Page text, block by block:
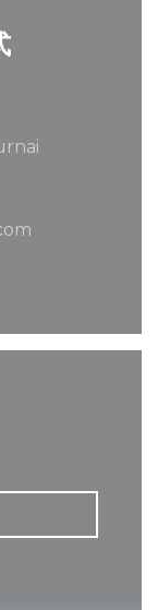
((在新窗口中打